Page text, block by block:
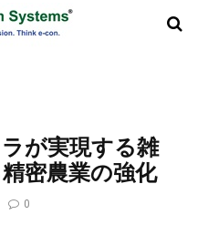
が実現する雑
密農業の強化
0